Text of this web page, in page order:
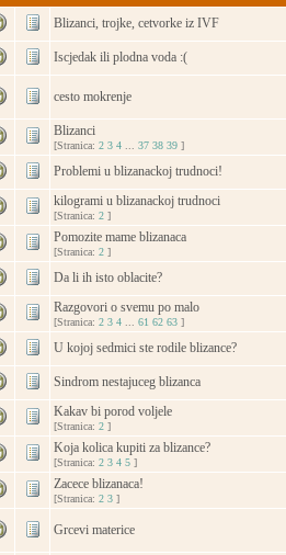
Blizanci, trojke, cetvorke iz IVF
Iscjedak ili plodna voda :(
cesto mokrenje
Blizanci
[Stranica: 2 3 4... 37 38 39]
Problemi u blizanackoj trudnoci!
kilogrami u blizanackoj trudnoci
[Stranica: 2]
Pomozite mame blizanaca
[Stranica: 2]
Da li ih isto oblacite?
Razgovori o svemu po malo
[Stranica: 2 3 4... 61 62 63]
U kojoj sedmici ste rodile blizance?
Sindrom nestajuceg blizanca
Kakav bi porod voljele
[Stranica: 2]
Koja kolica kupiti za blizance?
[Stranica: 2 3 4 5]
Zacece blizanaca!
[Stranica: 2 3]
Grcevi materice